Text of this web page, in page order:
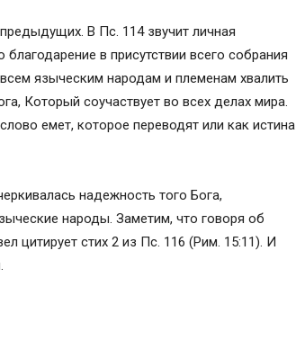
В Пс. 114 звучит личная
в присутствии всего собрания
языческим народам и племенам хвалить
Который соучаствует во всех делах мира.
емет, которое переводят или как истина
надежность того Бога,
народы. Заметим, что говоря об
цитирует стих 2 из Пс. 116 (Рим. 15:11). И